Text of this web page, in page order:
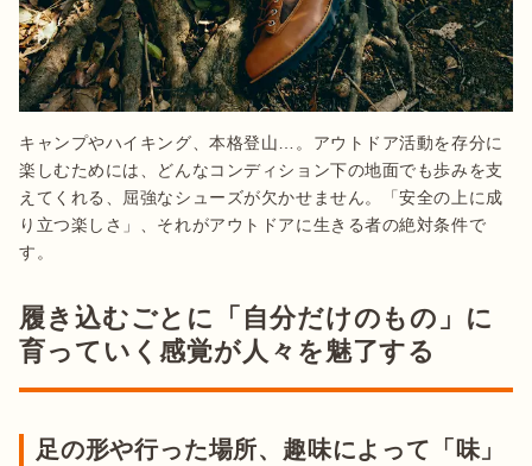
キャンプやハイキング、本格登山…。アウトドア活動を存分に
楽しむためには、どんなコンディション下の地面でも歩みを支
えてくれる、屈強なシューズが欠かせません。「安全の上に成
り立つ楽しさ」、それがアウトドアに生きる者の絶対条件で
す。
履き込むごとに「自分だけのもの」に
育っていく感覚が人々を魅了する
足の形や行った場所、趣味によって「味」